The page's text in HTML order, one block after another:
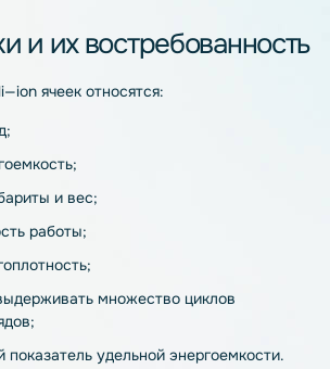
и их востребованность
li—ion ячеек относятся:
и вес;
работы;
множество циклов
удельной энергоемкости.